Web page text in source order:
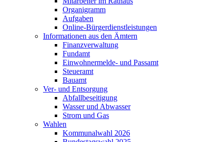
Organigramm
Aufgaben
Online-Bürgerdienstleistungen
Informationen aus den Ämtern
Finanzverwaltung
Fundamt
Einwohnermelde- und Passamt
Steueramt
Bauamt
Ver- und Entsorgung
Abfallbeseitigung
Wasser und Abwasser
Strom und Gas
Wahlen
Kommunalwahl 2026